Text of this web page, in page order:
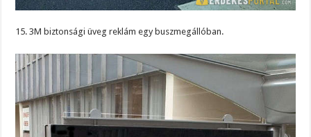
15. 3M biztonsági üveg reklám egy buszmegállóban.